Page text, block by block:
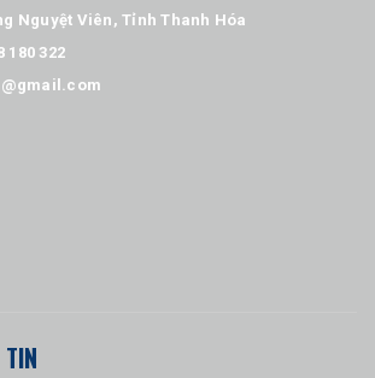
Nguyệt Viên, Tỉnh Thanh Hóa
180 322